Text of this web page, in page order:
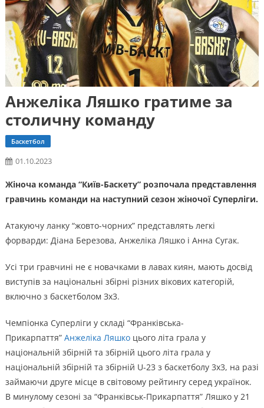
Анжеліка Ляшко гратиме за
столичну команду
Баскетбол
01.10.2023
Жіноча команда “Київ-Баскету” розпочала представлення
гравчинь команди на наступний сезон жіночої Суперліги.
Атакуючу ланку “жовто-чорних” представлять легкі
форварди: Діана Березова, Анжеліка Ляшко і Анна Сугак.
Усі три гравчині не є новачками в лавах киян, мають досвід
виступів за національні збірні різних вікових категорій,
включно з баскетболом Зх3.
Чемпіонка Суперліги у складі “Франківська-
Прикарпаття” Анжеліка Ляшкоцього літа грала у
національній збірній та збірній цього літа грала у
національній збірній та збірній U-23 з баскетболу 3х3, на разі
займаючи друге місце в світовому рейтингу серед українок.
В минулому сезоні за “Франківськ-Прикарпаття” Ляшко у 21